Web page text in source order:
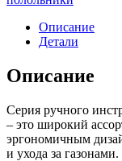
Описание
Детали
Описание
Серия ручного
– это широкий
эргономичным
и ухода за газонами.